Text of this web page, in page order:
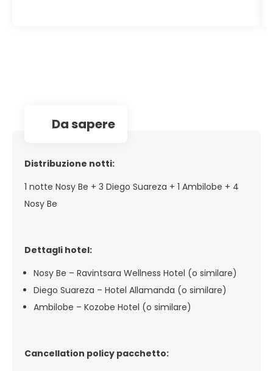
da sapere
Distribuzione notti:
1 notte Nosy Be + 3 Diego Suareza + 1 Ambilobe + 4
Nosy Be
Dettagli hotel:
Nosy Be – Ravintsara Wellness Hotel (o similare)
Diego Suareza – Hotel Allamanda (o similare)
Ambilobe – Kozobe Hotel (o similare)
Cancellation policy pacchetto: